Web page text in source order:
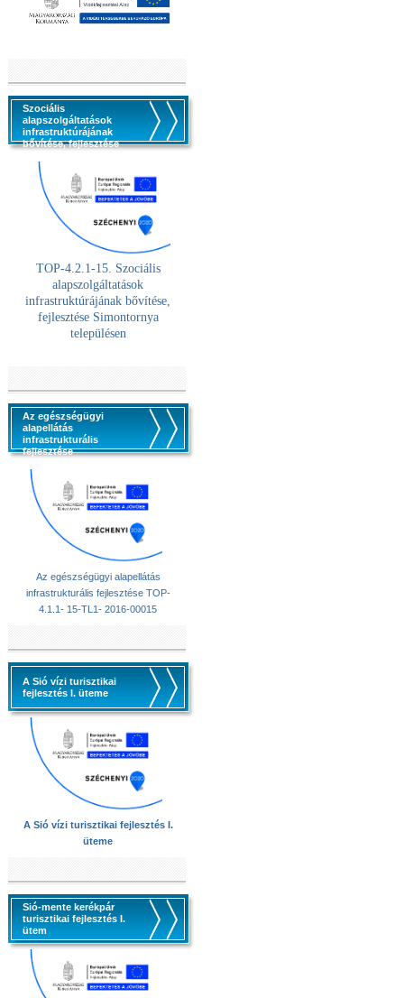
Szociális
alapszolgáltatások
infrastruktúrájának
bővítése, fejlesztése
TOP-4.2.1-15. Szociális
alapszolgáltatások
infrastruktúrájának bővítése,
fejlesztése Simontornya
településen
Az egészségügyi
alapellátás
infrastrukturális
fejlesztése
Az egészségügyi alapellátás
infrastrukturális fejlesztése TOP-
4.1.1- 15-TL1- 2016-00015
A Sió vízi turisztikai
fejlesztés I. üteme
A Sió vízi turisztikai fejlesztés I.
üteme
Sió-mente kerékpár
turisztikai fejlesztés I.
ütem